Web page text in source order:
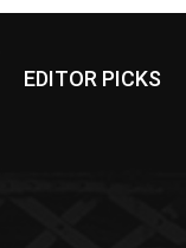
EDITOR PICKS